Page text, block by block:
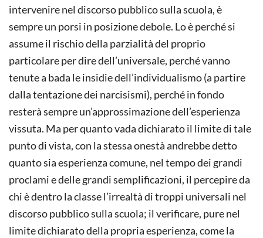
intervenire nel discorso pubblico sulla scuola, è
sempre un porsi in posizione debole. Lo è perché si
assume il rischio della parzialità del proprio
particolare per dire dell’universale, perché vanno
tenute a bada le insidie dell’individualismo (a partire
dalla tentazione dei narcisismi), perché in fondo
resterà sempre un’approssimazione dell’esperienza
vissuta. Ma per quanto vada dichiarato il limite di tale
punto di vista, con la stessa onestà andrebbe detto
quanto sia esperienza comune, nel tempo dei grandi
proclami e delle grandi semplificazioni, il percepire da
chi è dentro la classe l’irrealtà di troppi universali nel
discorso pubblico sulla scuola; il verificare, pure nel
limite dichiarato della propria esperienza, come la